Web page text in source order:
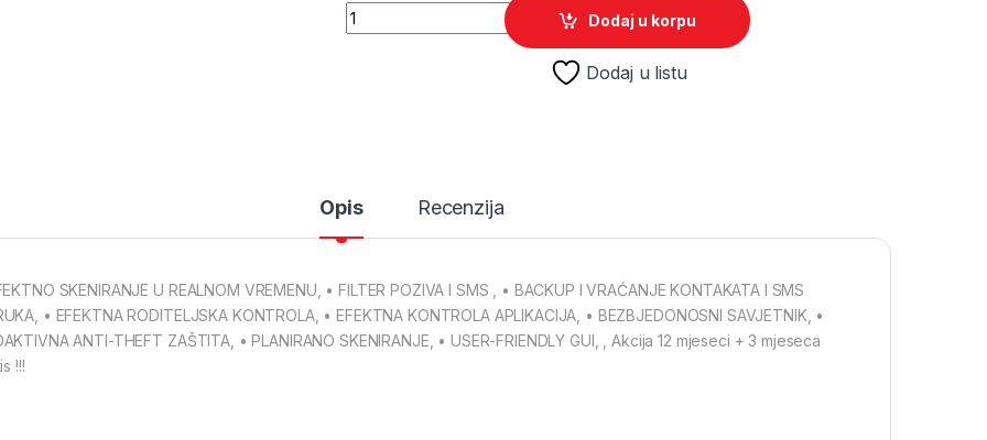
Escan mobile sec. za android 12 mjeseci + 3mj. GRATIS quantity
Dodaj u korpu
Dodaj u listu
Opis Recenzija
SKENIRANJE U REALNOM VREMENU, • FILTER POZIVA I SMS , • BACKUP I VRAĆANJE KONTAKATA I SMS
• EFEKTNA RODITELJSKA KONTROLA, • EFEKTNA KONTROLA APLIKACIJA, • BEZBJEDONOSNI SAVJETNIK, •
ANTI-THEFT ZAŠTITA, • PLANIRANO SKENIRANJE, • USER-FRIENDLY GUI, , Akcija 12 mjeseci + 3 mjeseca
!!!